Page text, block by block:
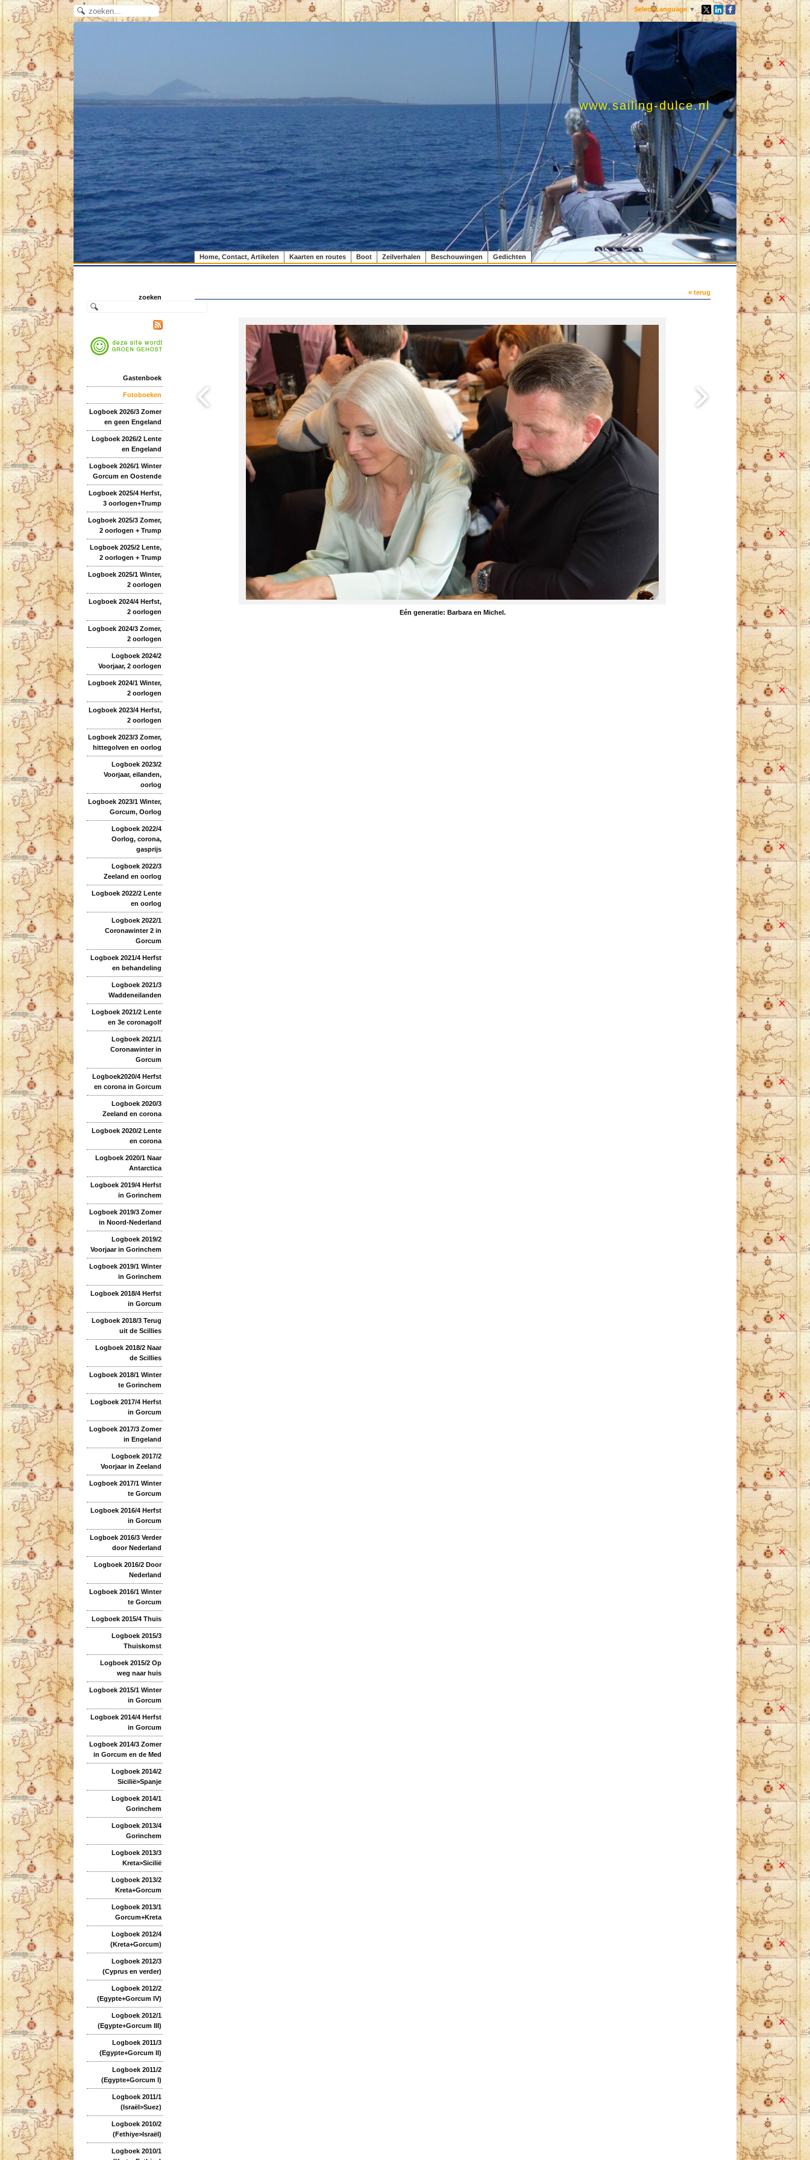
Select Language ▼
www.sailing-dulce.nl
Home, Contact, Artikelen Kaarten en routes Boot Zeilverhalen Beschouwingen Gedichten
zoeken
Gastenboek
Fotoboeken
Logboek 2026/3 Zomer
en geen Engeland
Logboek 2026/2 Lente
en Engeland
Logboek 2026/1 Winter
Gorcum en Oostende
Logboek 2025/4 Herfst,
3 oorlogen+Trump
Logboek 2025/3 Zomer,
2 oorlogen + Trump
Logboek 2025/2 Lente,
2 oorlogen + Trump
Logboek 2025/1 Winter,
2 oorlogen
Logboek 2024/4 Herfst,
2 oorlogen
Logboek 2024/3 Zomer,
2 oorlogen
Logboek 2024/2
Voorjaar, 2 oorlogen
Logboek 2024/1 Winter,
2 oorlogen
Logboek 2023/4 Herfst,
2 oorlogen
Logboek 2023/3 Zomer,
hittegolven en oorlog
Logboek 2023/2
Voorjaar, eilanden,
oorlog
Logboek 2023/1 Winter,
Gorcum, Oorlog
Logboek 2022/4
Oorlog, corona,
gasprijs
Logboek 2022/3
Zeeland en oorlog
Logboek 2022/2 Lente
en oorlog
Logboek 2022/1
Coronawinter 2 in
Gorcum
Logboek 2021/4 Herfst
en behandeling
Logboek 2021/3
Waddeneilanden
Logboek 2021/2 Lente
en 3e coronagolf
Logboek 2021/1
Coronawinter in
Gorcum
Logboek2020/4 Herfst
en corona in Gorcum
Logboek 2020/3
Zeeland en corona
Logboek 2020/2 Lente
en corona
Logboek 2020/1 Naar
Antarctica
Logboek 2019/4 Herfst
in Gorinchem
Logboek 2019/3 Zomer
in Noord-Nederland
Logboek 2019/2
Voorjaar in Gorinchem
Logboek 2019/1 Winter
in Gorinchem
Logboek 2018/4 Herfst
in Gorcum
Logboek 2018/3 Terug
uit de Scillies
Logboek 2018/2 Naar
de Scillies
Logboek 2018/1 Winter
te Gorinchem
Logboek 2017/4 Herfst
in Gorcum
Logboek 2017/3 Zomer
in Engeland
Logboek 2017/2
Voorjaar in Zeeland
Logboek 2017/1 Winter
te Gorcum
Logboek 2016/4 Herfst
in Gorcum
Logboek 2016/3 Verder
door Nederland
Logboek 2016/2 Door
Nederland
Logboek 2016/1 Winter
te Gorcum
Logboek 2015/4 Thuis
Logboek 2015/3
Thuiskomst
Logboek 2015/2 Op
weg naar huis
Logboek 2015/1 Winter
in Gorcum
Logboek 2014/4 Herfst
in Gorcum
Logboek 2014/3 Zomer
in Gorcum en de Med
Logboek 2014/2
Sicilië>Spanje
Logboek 2014/1
Gorinchem
Logboek 2013/4
Gorinchem
Logboek 2013/3
Kreta>Sicilië
Logboek 2013/2
Kreta+Gorcum
Logboek 2013/1
Gorcum+Kreta
Logboek 2012/4
(Kreta+Gorcum)
Logboek 2012/3
(Cyprus en verder)
Logboek 2012/2
(Egypte+Gorcum IV)
Logboek 2012/1
(Egypte+Gorcum III)
Logboek 2011/3
(Egypte+Gorcum II)
Logboek 2011/2
(Egypte+Gorcum I)
Logboek 2011/1
(Israël>Suez)
Logboek 2010/2
(Fethiye>Israël)
Logboek 2010/1
« terug
Eén generatie: Barbara en Michel.